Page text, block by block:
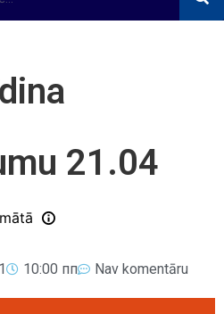
21.04
10:00 пп Nav komentāru